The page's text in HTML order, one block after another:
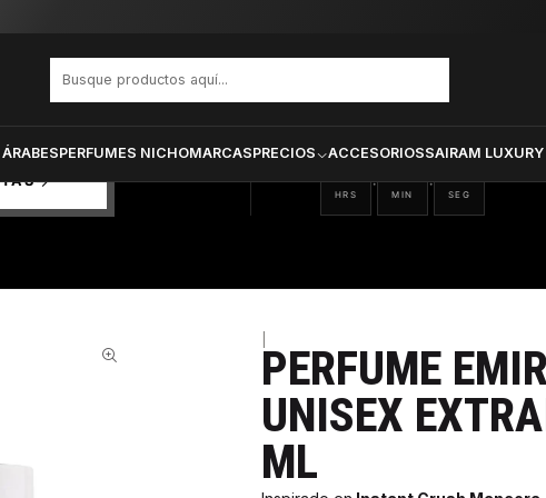
PERFUMES NICHOMARCASPRECIOS ACCESORIOSSAIRAM LUXURY
Unisex Extrait De Parfum 75 ml
01
HRS
: 42
MIN
: 24
SEG
PERFUME
UNISEX
ML